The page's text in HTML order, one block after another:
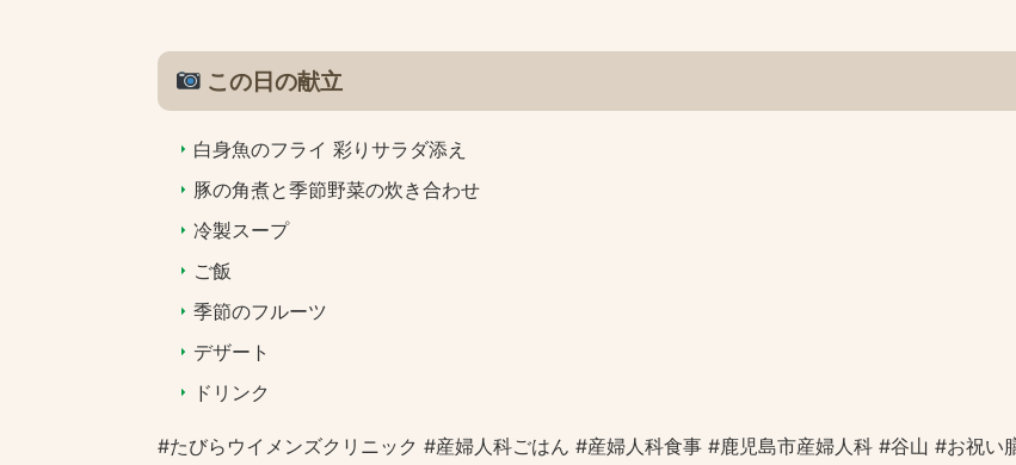
この日の献立
白身魚のフライ 彩りサラダ添え
豚の角煮と季節野菜の炊き合わせ
冷製スープ
ご飯
季節のフルーツ
デザート
ドリンク
#たびらウイメンズクリニック #産婦人科ごはん #産婦人科食事 #鹿児島市産婦人科 #谷山 #お祝い